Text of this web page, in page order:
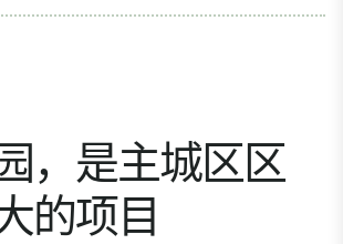
，是主城区区
的项目